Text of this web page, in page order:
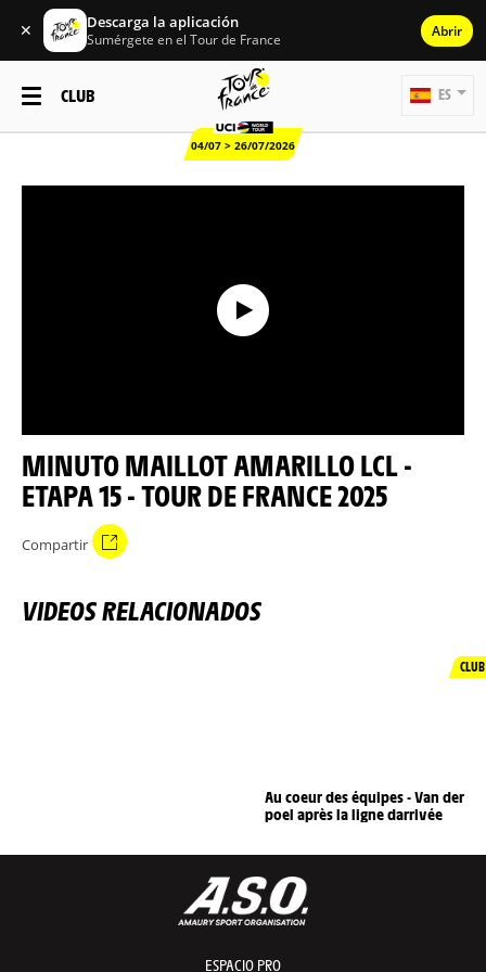
✕ Descarga la aplicación
Sumérgete en el Tour de France Abrir
CLUB
04/07 > 26/07/2026
ES
MINUTO MAILLOT AMARILLO LCL -
ETAPA 15 - TOUR DE FRANCE 2025
Compartir
VIDEOS RELACIONADOS
CLUB
Au coeur des équipes - Van der
poel après la ligne darrivée
ESPACIO PRO